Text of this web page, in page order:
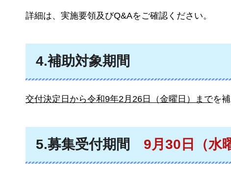
詳細は、実施要領及びQ&Aをご確認ください。
4.補助対象期間
交付決定日から令和9年2月26日（金曜日）までを
5.募集受付期間 9月30日（水